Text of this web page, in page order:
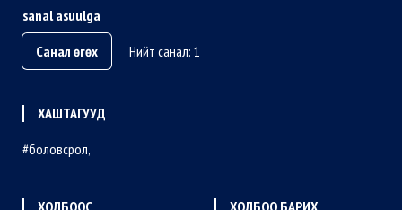
sanal asuulga
Санал өгөх
Нийт санал: 1
ХАШТАГУУД
боловсрол
ХОЛБООС ХОЛБОО БАРИХ